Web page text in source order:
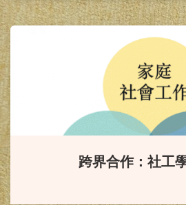
過。
本系同學榮
「國科會補助大專學生
恭賀！本系葉怡
跨界合作：社工